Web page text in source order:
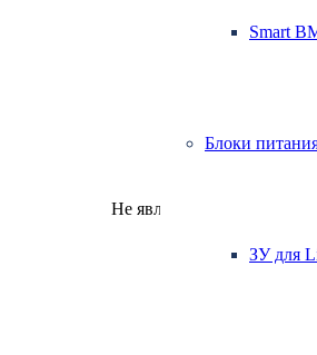
Smart
Блоки
ЗУ для
Не является публичной